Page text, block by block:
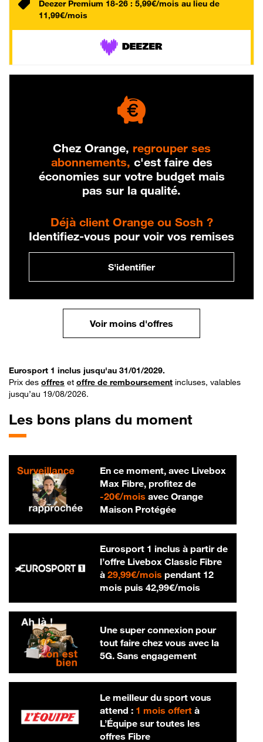
Deezer Premium 18-26 : 5,99€/mois au lieu de
11,99€/mois
Chez Orange, regrouper ses
abonnements, c'est faire des
économies sur votre budget mais
pas sur la qualité.
Déjà client Orange ou Sosh ?
Identifiez-vous pour voir vos remises
S'identifier
Voir moins d'offres
Eurosport 1 inclus jusqu'au 31/01/2029.
Prix des offres et offre de remboursement incluses, valables
jusqu’au 19/08/2026.
Les bons plans du moment
En ce moment, avec Livebox
Max Fibre, profitez de
-20€/mois20 € par mois
avec Orange
Maison Protégée
Eurosport 1 inclus à partir de
l’offre Livebox Classic Fibre
à 29,99€/mois29,99 € par mois
pendant 12
mois puis 42,99€/mois42,99 € par
Une super connexion pour
tout faire chez vous avec la
5G. Sans engagement
Le meilleur du sport vous
attend : 1 mois offertà
L’Équipe sur toutes les
offres Fibre